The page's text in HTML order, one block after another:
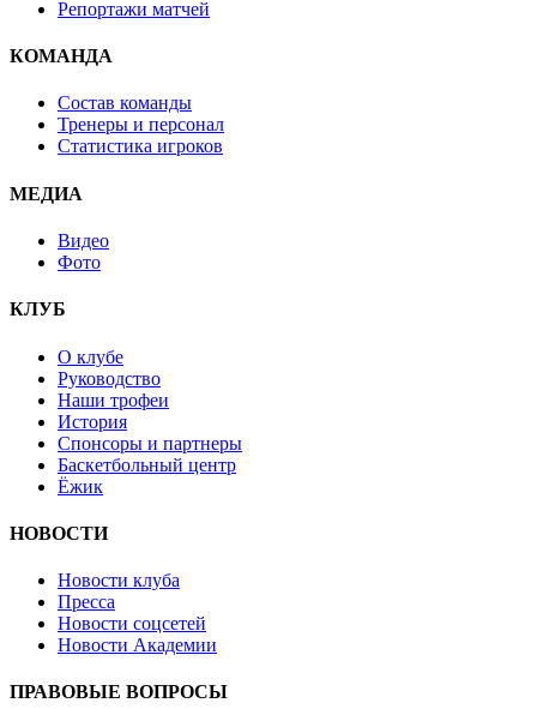
Репортажи матчей
КОМАНДА
Состав команды
Тренеры и персонал
Статистика игроков
МЕДИА
Видео
Фото
КЛУБ
О клубе
Руководство
Наши трофеи
История
Спонсоры и партнеры
Баскетбольный центр
Ёжик
НОВОСТИ
Новости клуба
Пресса
Новости соцсетей
Новости Академии
ПРАВОВЫЕ ВОПРОСЫ